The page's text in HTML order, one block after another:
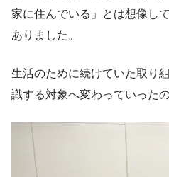
家に住んでいる」とは想像し
ありました。
生活のために続けていた取り
識する対象へ変わっていった